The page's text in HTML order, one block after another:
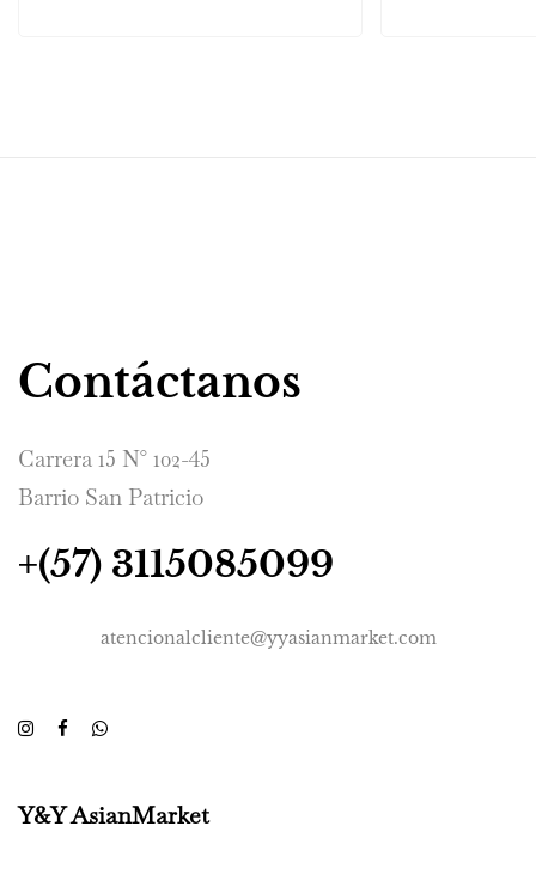
Contáctanos
Carrera 15 N° 102-45
Barrio San Patricio
+(57) 3115085099
atencionalcliente@yyasianmarket.com
Y&Y AsianMarket